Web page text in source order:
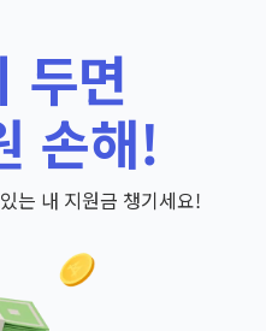
두면
손해!
는 내 지원금 챙기세요!